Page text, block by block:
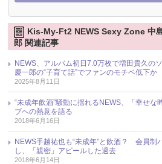
Kis-My-Ft2 NEWS Sexy Zone 中
郎 関連記事
NEWS、アルバム初日7.0万枚で増田貴久
慶一郎の“子育て話”でファンのモチベ低下か
2025年8月11日
“未成年飲酒”騒動に揺れるNEWS、「幸せな
ブへの熱意を語る
2018年6月16日
NEWS手越祐也も“未成年”と飲酒？ 会員制
し、「親密」アピールした過去
2018年6月14日